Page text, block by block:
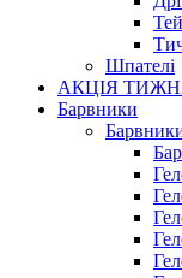
Шпателі
АКЦІЯ
Барвники